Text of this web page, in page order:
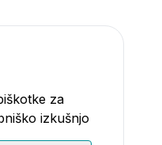
za
izkušnjo